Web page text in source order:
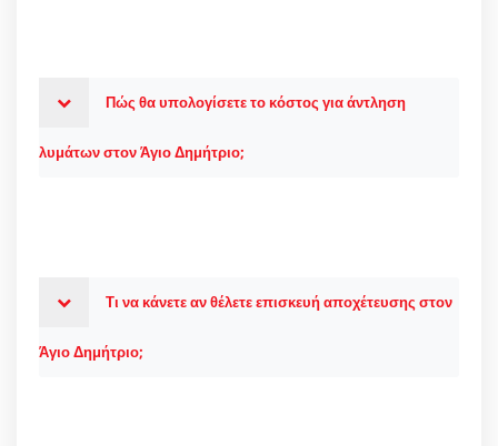
Πώς θα υπολογίσετε το κόστος για άντληση
λυμάτων στον Άγιο Δημήτριο;
Τι να κάνετε αν θέλετε επισκευή αποχέτευσης στον
Άγιο Δημήτριο;